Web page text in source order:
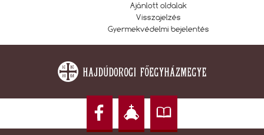
Ajánlott oldalak
Visszajelzés
Gyermekvédelmi bejelentés